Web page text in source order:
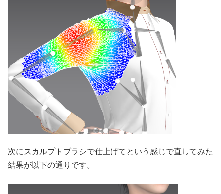
次にスカルプトブラシで仕上げてという感じで直してみた
結果が以下の通りです。